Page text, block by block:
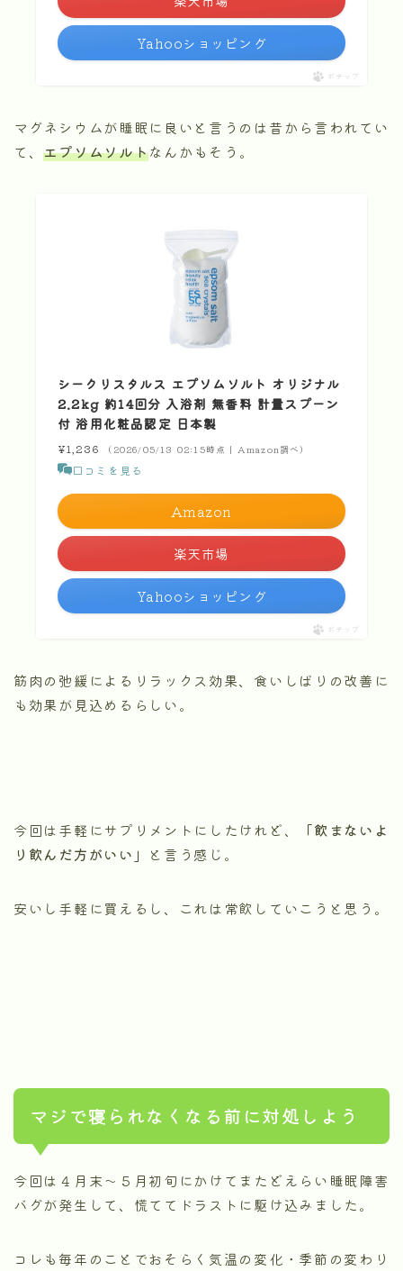
Yahooショッピング
ポチップ
マグネシウムが睡眠に良いと言うのは昔から言われてい
て、エプソムソルトなんかもそう。
シークリスタルス エプソムソルト オリジナル
2.2kg 約14回分 入浴剤 無香料 計量スプーン
付 浴用化粧品認定 日本製
¥1,236 （2026/05/13 02:15時点 | Amazon調べ）
口コミを見る
Amazon
楽天市場
Yahooショッピング
ポチップ
筋肉の弛緩によるリラックス効果、食いしばりの改善に
も効果が見込めるらしい。
今回は手軽にサプリメントにしたけれど、
「飲まないよ
り飲んだ方がいい」
と言う感じ。
安いし手軽に買えるし、これは常飲していこうと思う。
マジで寝られなくなる前に対処しよう
今回は４月末～５月初旬にかけてまたどえらい睡眠障害
バグが発生して、慌ててドラストに駆け込みました。
コレも毎年のことでおそらく気温の変化・季節の変わり